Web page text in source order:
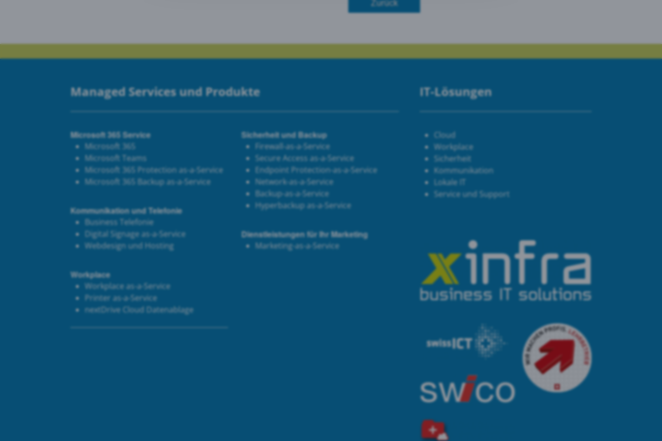
Zurück
Managed Services und Produkte
Microsoft 365 Service
Microsoft 365
Microsoft Teams
Microsoft 365 Protection as-a-Service
Microsoft 365 Backup as-a-Service
Kommunikation und Telefonie
Business Telefonie
Digital Signage as-a-Service
Webdesign und Hosting
Workplace
Workplace as-a-Service
Printer as-a-Service
nextDrive Cloud Datenablage
Sicherheit und Backup
Firewall-as-a-Service
Secure Access as-a-Service
Endpoint Protection-as-a-Service
Network-as-a-Service
Backup-as-a-Service
Hyperbackup as-a-Service
Dienstleistungen für Ihr Marketing
Marketing-as-a-Service
IT-Lösungen
Cloud
Workplace
Sicherheit
Kommunikation
Lokale IT
Service und Support